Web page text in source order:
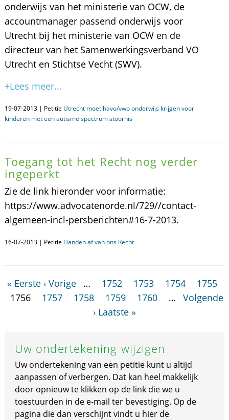
onderwijs van het ministerie van OCW, de
accountmanager passend onderwijs voor
Utrecht bij het ministerie van OCW en de
directeur van het Samenwerkingsverband VO
Utrecht en Stichtse Vecht (SWV).
+Lees meer...
19-07-2013 | Petitie Utrecht moet havo/vwo onderwijs krijgen voor
kinderen met een autisme spectrum stoornis
Toegang tot het Recht nog verder
ingeperkt
Zie de link hieronder voor informatie:
https://www.advocatenorde.nl/729//contact-
algemeen-incl-persberichten#16-7-2013.
16-07-2013 | Petitie Handen af van ons Recht
« Eerste ‹ Vorige … 1752 1753 1754
1755
1756
1757 1758 1759 1760 …
Volgende
› Laatste »
Uw ondertekening wijzigen
Uw ondertekening van een petitie kunt u altijd
aanpassen of verbergen. Dat kan heel makkelijk
door opnieuw te klikken op de link die we u
toestuurden in de e-mail ter bevestiging. Op de
pagina die dan verschijnt vindt u hier de